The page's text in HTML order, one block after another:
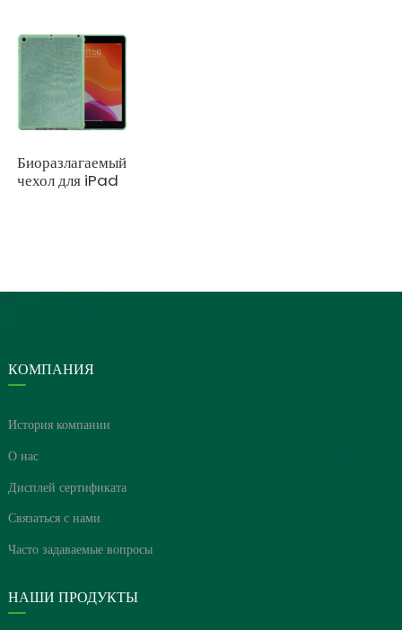
Биоразлагаемый
чехол для iPad
КОМПАНИЯ
История компании
О нас
Дисплей сертификата
Связаться с нами
Часто задаваемые вопросы
НАШИ ПРОДУКТЫ